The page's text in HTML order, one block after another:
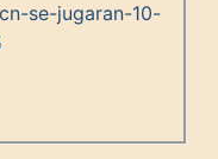
se-jugaran-10-